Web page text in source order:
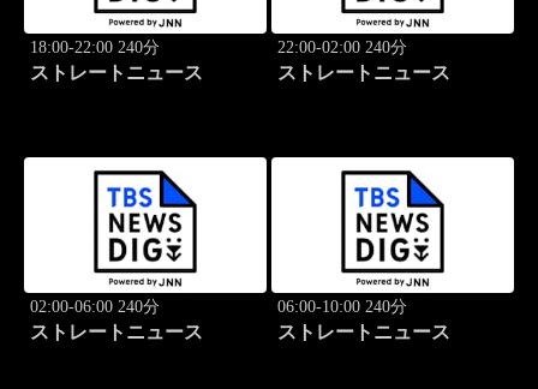
18:00-22:00 240分
ストレートニュース
22:00-02:00 240分
ストレートニュース
02:00-06:00 240分
ストレートニュース
06:00-10:00 240分
ストレートニュース